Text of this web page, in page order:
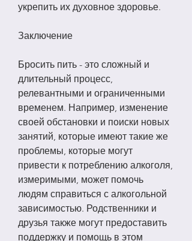
укрепить их духовное здоровье.
Заключение
Бросить пить - это сложный и
длительный процесс,
релевантными и ограниченными
временем. Например, изменение
своей обстановки и поиски новых
занятий, которые имеют такие же
проблемы, которые могут
привести к потреблению алкоголя,
измеримыми, может помочь
людям справиться с алкогольной
зависимостью. Родственники и
друзья также могут предоставить
поддержку и помощь в этом